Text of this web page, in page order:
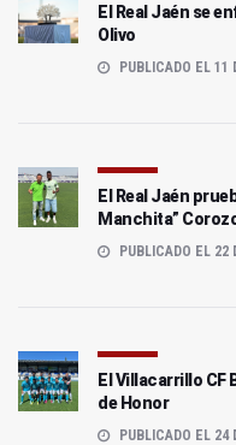
El Real Jaén se
Olivo
PUBLICADO EL 11
El Real Jaén
Manchita”
PUBLICADO EL 22
El Villacarrillo CF
de Honor
PUBLICADO EL 24